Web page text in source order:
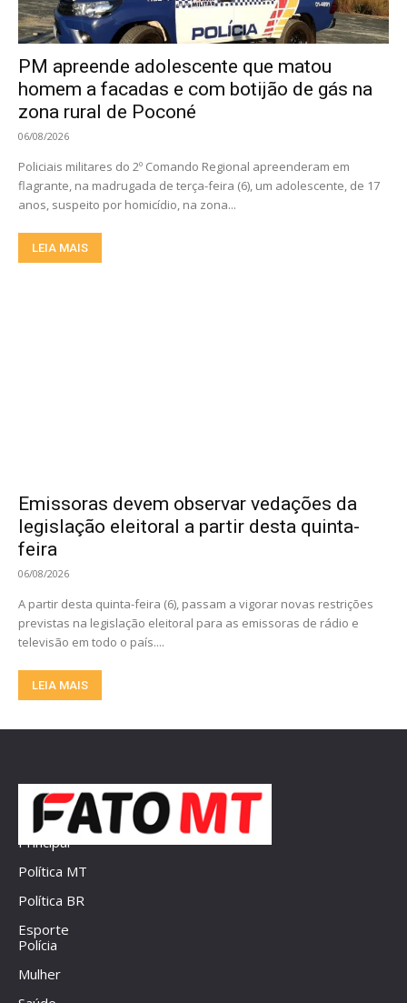
PM apreende adolescente que matou
homem a facadas e com botijão de gás na
zona rural de Poconé
06/08/2026
Policiais militares do 2º Comando Regional apreenderam em
flagrante, na madrugada de terça-feira (6), um adolescente, de 17
anos, suspeito por homicídio, na zona...
LEIA MAIS
Emissoras devem observar vedações da
legislação eleitoral a partir desta quinta-
feira
06/08/2026
A partir desta quinta-feira (6), passam a vigorar novas restrições
previstas na legislação eleitoral para as emissoras de rádio e
televisão em todo o país....
LEIA MAIS
Principal
Política MT
Política BR
Esporte
Polícia
Mulher